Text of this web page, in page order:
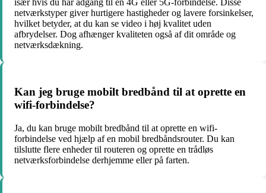
især hvis du har adgang til en 4G eller 5G-forbindelse. Disse
netværkstyper giver hurtigere hastigheder og lavere forsinkelser,
hvilket betyder, at du kan se video i høj kvalitet uden
afbrydelser. Dog afhænger kvaliteten også af dit område og
netværksdækning.
Kan jeg bruge mobilt bredbånd til at oprette en
wifi-forbindelse?
Ja, du kan bruge mobilt bredbånd til at oprette en wifi-
forbindelse ved hjælp af en mobil bredbåndsrouter. Du kan
tilslutte flere enheder til routeren og oprette en trådløs
netværksforbindelse derhjemme eller på farten.